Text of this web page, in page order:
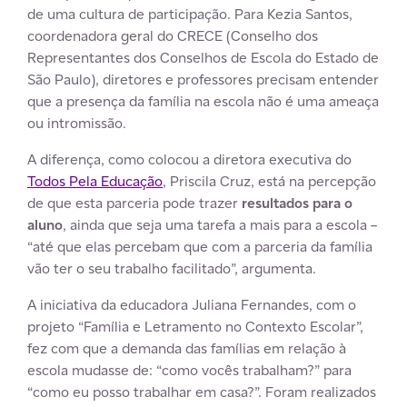
de uma cultura de participação. Para Kezia Santos,
coordenadora geral do CRECE (Conselho dos
Representantes dos Conselhos de Escola do Estado de
São Paulo), diretores e professores precisam entender
que a presença da família na escola não é uma ameaça
ou intromissão.
A diferença, como colocou a diretora executiva do
Todos Pela Educação, Priscila Cruz, está na percepção
de que esta parceria pode trazer resultados para o
aluno, ainda que seja uma tarefa a mais para a escola –
“até que elas percebam que com a parceria da família
vão ter o seu trabalho facilitado”, argumenta.
A iniciativa da educadora Juliana Fernandes, com o
projeto “Família e Letramento no Contexto Escolar”,
fez com que a demanda das famílias em relação à
escola mudasse de: “como vocês trabalham?” para
“como eu posso trabalhar em casa?”. Foram realizados